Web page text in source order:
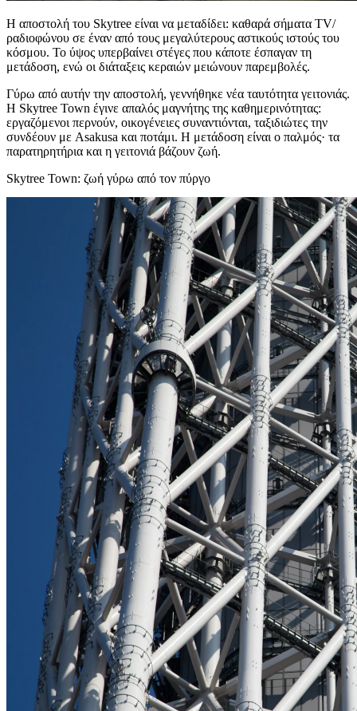
Η αποστολή του Skytree είναι να μεταδίδει: καθαρά σήματα TV/
ραδιοφώνου σε έναν από τους μεγαλύτερους αστικούς ιστούς του
κόσμου. Το ύψος υπερβαίνει στέγες που κάποτε έσπαγαν τη
μετάδοση, ενώ οι διάταξεις κεραιών μειώνουν παρεμβολές.
Γύρω από αυτήν την αποστολή, γεννήθηκε νέα ταυτότητα γειτονιάς.
Η Skytree Town έγινε απαλός μαγνήτης της καθημερινότητας:
εργαζόμενοι περνούν, οικογένειες συναντιόνται, ταξιδιώτες την
συνδέουν με Asakusa και ποτάμι. Η μετάδοση είναι ο παλμός· τα
παρατηρητήρια και η γειτονιά βάζουν ζωή.
Skytree Town: ζωή γύρω από τον πύργο